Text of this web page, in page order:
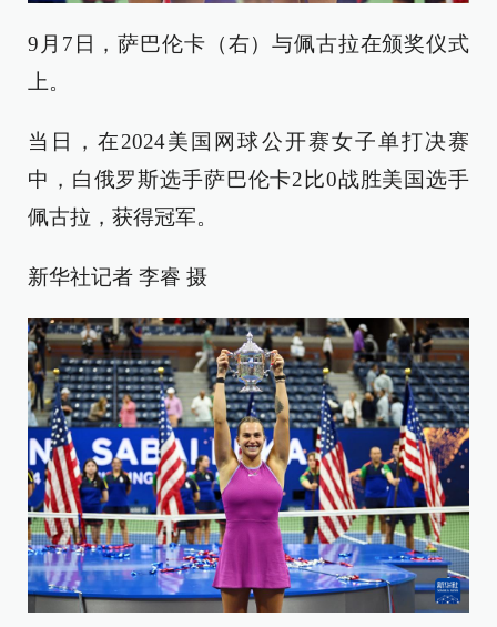
9月7日，萨巴伦卡（右）与佩古拉在颁奖仪式
上。
当日，在2024美国网球公开赛女子单打决赛
中，白俄罗斯选手萨巴伦卡2比0战胜美国选手
佩古拉，获得冠军。
新华社记者 李睿 摄